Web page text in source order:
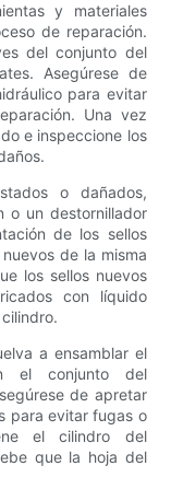
y materiales
de reparación.
del conjunto del
Asegúrese de
para evitar
Una vez
e inspeccione los
o dañados,
o un destornillador
de los sellos
de la misma
los sellos nuevos
con líquido
a ensamblar el
el conjunto del
de apretar
para evitar fugas o
el cilindro del
que la hoja del